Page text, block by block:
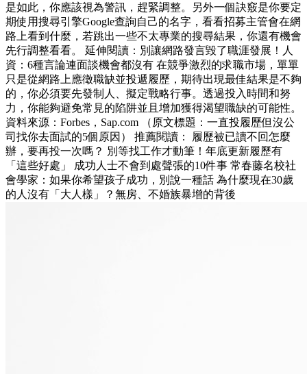
是如此，你應該視為警訊，趕緊調整。另外一個訣竅是你要定
期使用搜尋引擎Google查詢自己的名字，看看招募主管會在網
路上看到什麼，若跳出一些不太專業的搜尋結果，你還有機會
先行調整看看。 延伸閱讀：別讓網路發言毀了職涯發展！人
資：6種言論連面談機會都沒有 在競爭激烈的求職市場，單單
只是從網路上應徵職缺並投遞履歷，期待出現最佳結果是不夠
的，你必須要先發制人、擬定戰略行事。透過投入時間和努
力，你能夠避免常見的陷阱並且增加獲得渴望職缺的可能性。
資料來源：Forbes，Sap.com （原文標題：一直投履歷但沒公
司找你去面試的5個原因） 推薦閱讀： 履歷被已讀不回怎麼
辦，要再投一次嗎？ 別等找工作才動筆！年底更新履歷有
「這些好處」 成功人士不會到處聲張的10件事 常春藤名校社
會學家：如果你希望孩子成功，別說一種話 為什麼現在30歲
的人沒有「大人樣」？無房、不婚族暴增的背後